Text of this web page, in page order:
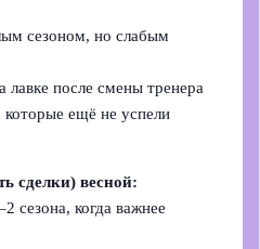
сезоном, но слабым
лавке после смены тренера
ещё не успели
сделки) весной:
сезона, когда важнее